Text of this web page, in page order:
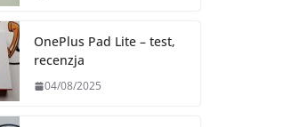
OnePlus Pad Lite – test,
recenzja
04/08/2025